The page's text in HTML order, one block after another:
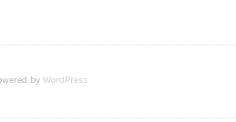
by WordPress